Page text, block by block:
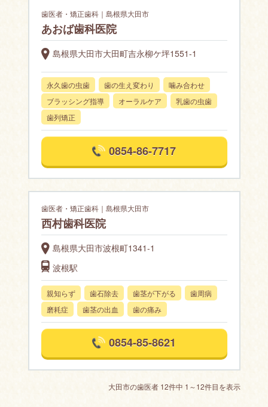
歯医者・矯正歯科｜島根県大田市
あおば歯科医院
島根県大田市大田町吉永柳ケ坪1551-1
永久歯の虫歯 歯の生え変わり
噛み合わせ
ブラッシング指導
オーラルケア
乳歯の虫歯
歯列矯正
0854-86-7717
歯医者・矯正歯科｜島根県大田市
西村歯科医院
島根県大田市波根町1341-1
波根駅
親知らず 歯石除去 歯茎が下がる
歯周病
磨耗症
歯茎の出血 歯の痛み
0854-85-8621
大田市の歯医者 12件中 1～12件目を表示